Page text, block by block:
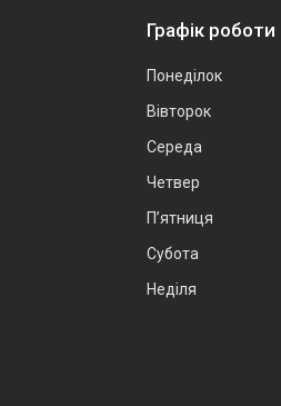
Графік роботи
Понеділок
Вівторок
Середа
Четвер
Пʼятниця
Субота
Неділя